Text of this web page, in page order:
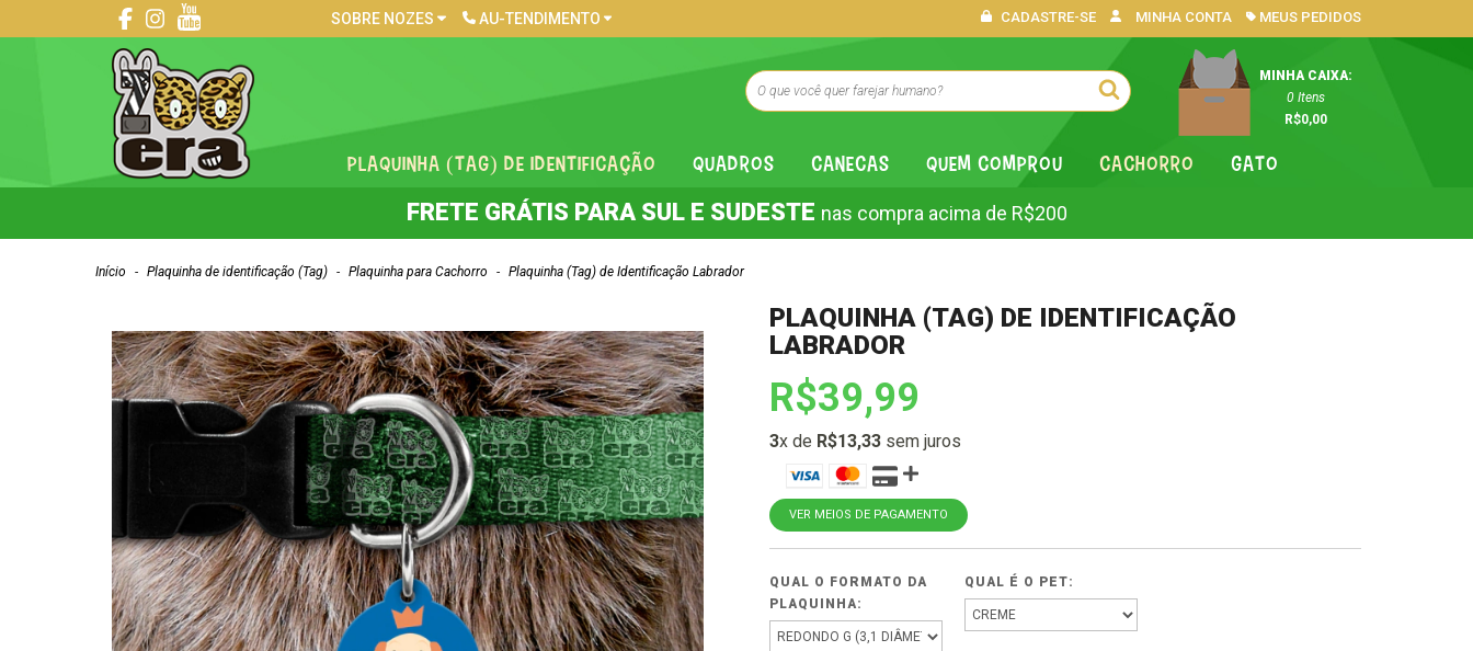
SOBRE NOZES AU-TENDIMENTO CADASTRE-SE MINHA CONTA MEUS PEDIDOS
MINHA CAIXA:
0 Itens
R$0,00
PLAQUINHA (TAG) DE IDENTIFICAÇÃO QUADROS CANECAS QUEM COMPROU CACHORRO GATO
FRETE GRÁTIS PARA SUL E SUDESTE nas compra acima de R$200
Início - Plaquinha de identificação (Tag) - Plaquinha para Cachorro - Plaquinha (Tag) de Identificação Labrador
PLAQUINHA (TAG) DE IDENTIFICAÇÃO
LABRADOR
R$39,99
3x de R$13,33 sem juros
VER MEIOS DE PAGAMENTO
QUAL O FORMATO DA
PLAQUINHA:
QUAL É O PET: